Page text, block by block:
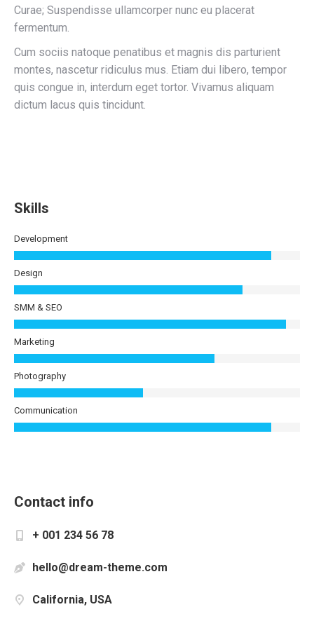
Curae; Suspendisse ullamcorper nunc eu placerat
fermentum.
Cum sociis natoque penatibus et magnis dis parturient
montes, nascetur ridiculus mus. Etiam dui libero, tempor
quis congue in, interdum eget tortor. Vivamus aliquam
dictum lacus quis tincidunt.
Skills
Development
Design
SMM & SEO
Marketing
Photography
Communication
Contact info
+ 001 234 56 78
hello@dream-theme.com
California, USA